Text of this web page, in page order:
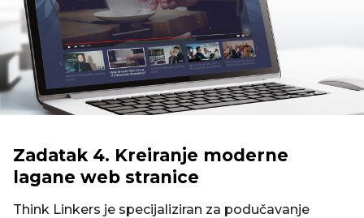
Zadatak 4. Kreiranje moderne
lagane web stranice
Think Linkers je specijaliziran za podučavanje